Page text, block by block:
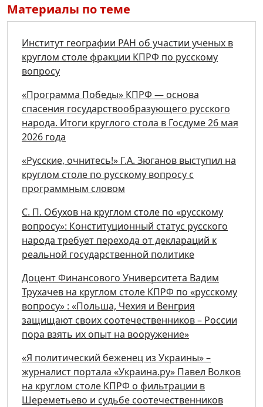
Материалы по теме
Институт географии РАН об участии ученых в
круглом столе фракции КПРФ по русскому
вопросу
«Программа Победы» КПРФ — основа
спасения государствообразующего русского
народа. Итоги круглого стола в Госдуме 26 мая
2026 года
«Русские, очнитесь!» Г.А. Зюганов выступил на
круглом столе по русскому вопросу с
программным словом
С. П. Обухов на круглом столе по «русскому
вопросу»: Конституционный статус русского
народа требует перехода от деклараций к
реальной государственной политике
Доцент Финансового Университета Вадим
Трухачев на круглом столе КПРФ по «русскому
вопросу» : «Польша, Чехия и Венгрия
защищают своих соотечественников – России
пора взять их опыт на вооружение»
«Я политический беженец из Украины» –
журналист портала «Украина.ру» Павел Волков
на круглом столе КПРФ о фильтрации в
Шереметьево и судьбе соотечественников